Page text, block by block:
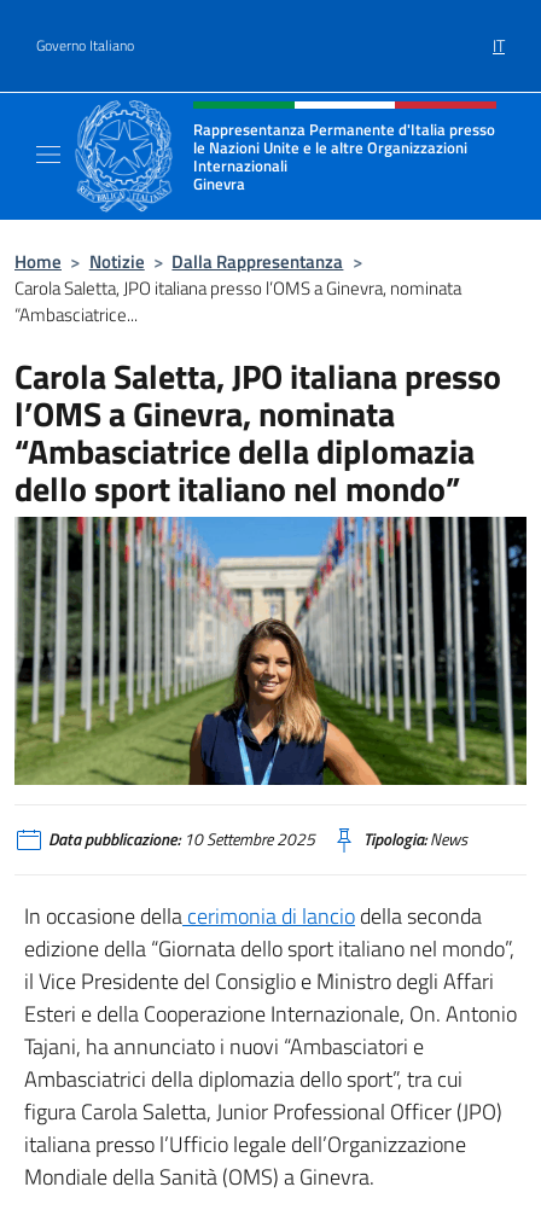
Governo Italiano IT
Intestazione sito, social e menù
Rappresentanza Permanente d'Italia presso
le Nazioni Unite e le altre Organizzazioni
Internazionali
Ginevra
Il sito ufficiale della Rappresentanza Onu
Home > Notizie > Dalla Rappresentanza >
Carola Saletta, JPO italiana presso l’OMS a Ginevra, nominata
“Ambasciatrice...
Carola Saletta, JPO italiana presso
l’OMS a Ginevra, nominata
“Ambasciatrice della diplomazia
dello sport italiano nel mondo”
Data pubblicazione:10 Settembre 2025 Tipologia:News
In occasione dellacerimonia di lanciodella seconda
edizione della “Giornata dello sport italiano nel mondo”,
il Vice Presidente del Consiglio e Ministro degli Affari
Esteri e della Cooperazione Internazionale, On. Antonio
Tajani, ha annunciato i nuovi “Ambasciatori e
Ambasciatrici della diplomazia dello sport”, tra cui
figura Carola Saletta, Junior Professional Officer (JPO)
italiana presso l’Ufficio legale dell’Organizzazione
Mondiale della Sanità (OMS) a Ginevra.